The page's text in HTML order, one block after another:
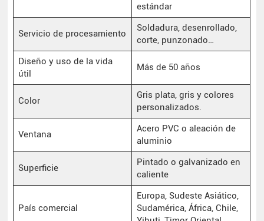
estándar
Servicio de procesamiento
Soldadura, desenrollado,
corte, punzonado…
Diseño y uso de la vida
útil
Más de 50 años
Color
Gris plata, gris y colores
personalizados.
Ventana
Acero PVC o aleación de
aluminio
Superficie
Pintado o galvanizado en
caliente
País comercial
Europa, Sudeste Asiático,
Sudamérica, África, Chile,